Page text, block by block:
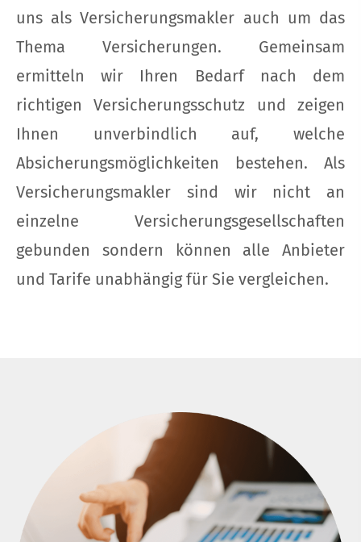
uns als Ver­sicherungs­makler auch um das
Thema Versicherungen. Gemeinsam
ermitteln wir Ihren Bedarf nach dem
richtigen Versicherungsschutz und zeigen
Ihnen unverbindlich auf, welche
Absicherungsmöglichkeiten bestehen. Als
Ver­sicherungs­makler sind wir nicht an
einzelne Versicherungsgesellschaften
gebunden sondern können alle Anbieter
und Tarife unabhängig für Sie ver­gleichen.